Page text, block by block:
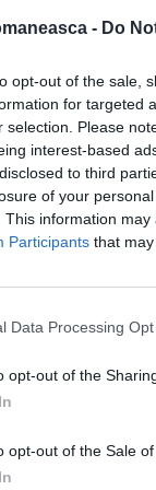
- Do
opt-out of the sale,
for targeted
selection. Please
interest-based
to third
of your
This information
Participants that
Data Processing
opt-out of the
opt-out of the Sale
.
lăcaş de cult
socială,
că